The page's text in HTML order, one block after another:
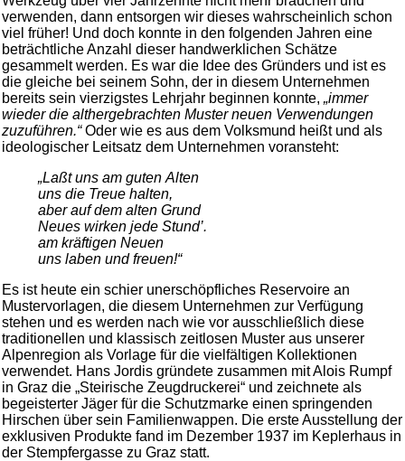
verwenden, dann entsorgen wir dieses wahrscheinlich schon
viel früher! Und doch konnte in den folgenden Jahren eine
beträchtliche Anzahl dieser handwerklichen Schätze
gesammelt werden. Es war die Idee des Gründers und ist es
die gleiche bei seinem Sohn, der in diesem Unternehmen
bereits sein vierzigstes Lehrjahr beginnen konnte, „immer
wieder die althergebrachten Muster neuen Verwendungen
zuzuführen.“Oder wie es aus dem Volksmund heißt und als
ideologischer Leitsatz dem Unternehmen voransteht:
„Laßt uns am guten Alten
uns die Treue halten,
aber auf dem alten Grund
Neues wirken jede Stund’.
am kräftigen Neuen
uns laben und freuen!“
Es ist heute ein schier unerschöpfliches Reservoire an
Mustervorlagen, die diesem Unternehmen zur Verfügung
stehen und es werden nach wie vor ausschließlich diese
traditionellen und klassisch zeitlosen Muster aus unserer
Alpenregion als Vorlage für die vielfältigen Kollektionen
verwendet. Hans Jordis gründete zusammen mit Alois Rumpf
in Graz die „Steirische Zeugdruckerei“ und zeichnete als
begeisterter Jäger für die Schutzmarke einen springenden
Hirschen über sein Familienwappen. Die erste Ausstellung der
exklusiven Produkte fand im Dezember 1937 im Keplerhaus in
der Stempfergasse zu Graz statt.